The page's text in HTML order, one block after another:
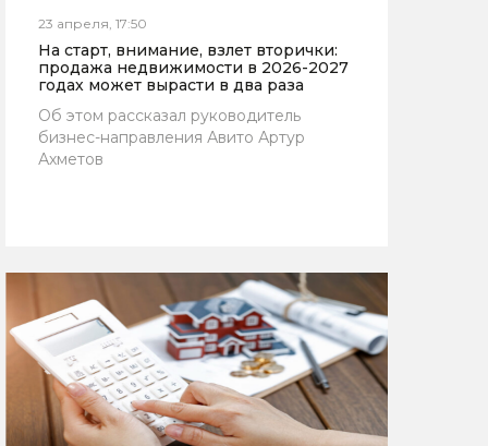
23 апреля, 17:50
На старт, внимание, взлет вторички:
продажа недвижимости в 2026-2027
годах может вырасти в два раза
Об этом рассказал руководитель
бизнес-направления Авито Артур
Ахметов